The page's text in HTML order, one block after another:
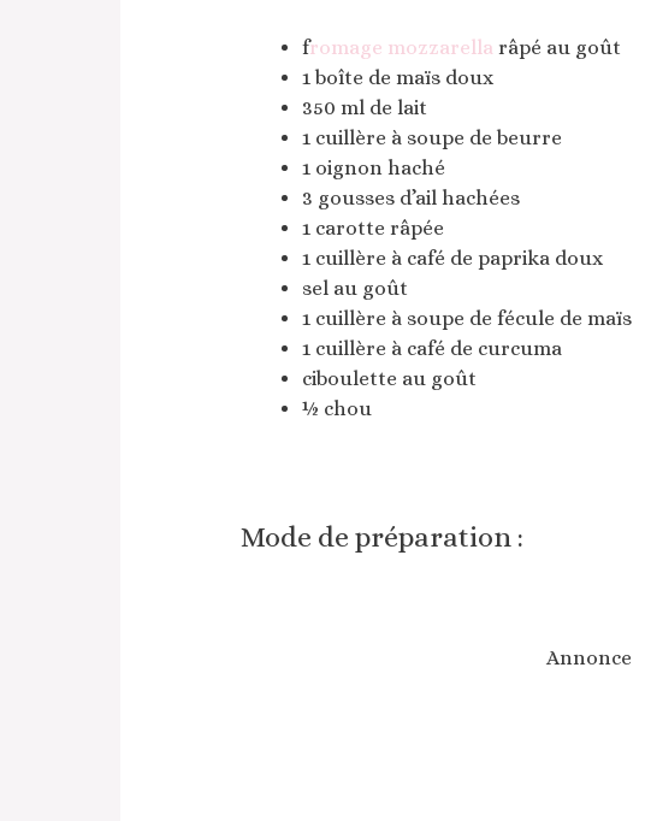
fromage mozzarella râpé au goût
1 boîte de maïs doux
350 ml de lait
1 cuillère à soupe de beurre
1 oignon haché
3 gousses d’ail hachées
1 carotte râpée
1 cuillère à café de paprika doux
sel au goût
1 cuillère à soupe de fécule de maïs
1 cuillère à café de curcuma
ciboulette au goût
½ chou
Mode de préparation :
Annonce